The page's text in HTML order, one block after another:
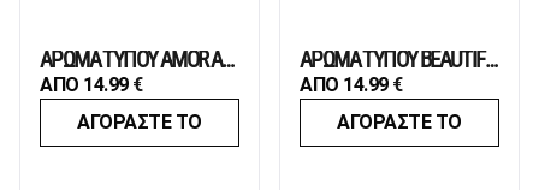
ΑΡΩΜΑ ΤΥΠΟΥ AMOR AMOR
ΑΠΟ 14.99 €
ΑΓΟΡΑΣΤΕ ΤΟ
ΑΡΩΜΑ ΤΥΠΟΥ BEAUTIFUL
ΑΠΟ 14.99 €
ΑΓΟΡΑΣΤΕ ΤΟ